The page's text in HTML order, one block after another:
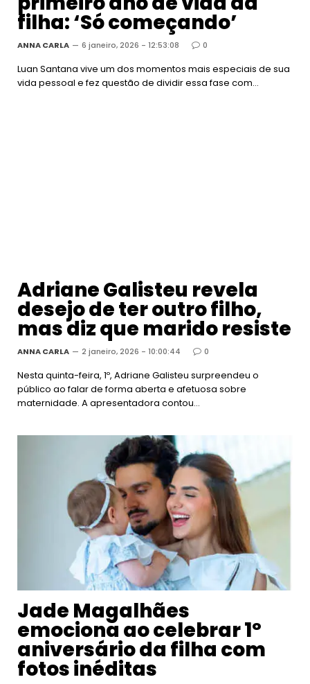
filha: ‘Só começando’
ANNA CARLA 6 janeiro, 2026 - 12:53:08 0
Luan Santana vive um dos momentos mais especiais de sua
vida pessoal e fez questão de dividir essa fase com…
Adriane Galisteu revela
desejo de ter outro filho,
mas diz que marido resiste
ANNA CARLA 2 janeiro, 2026 - 10:00:44 0
Nesta quinta-feira, 1º, Adriane Galisteu surpreendeu o
público ao falar de forma aberta e afetuosa sobre
maternidade. A apresentadora contou…
Jade Magalhães
emociona ao celebrar 1º
aniversário da filha com
fotos inéditas